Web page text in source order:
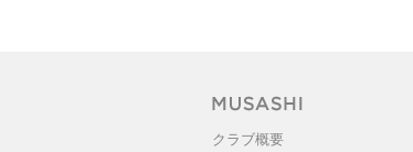
クラブ概要